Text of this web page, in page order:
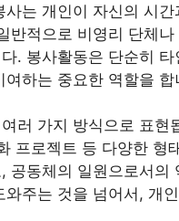
사는 개인이 자신의 시
반적으로 비영리 단체
. 봉사활동은 단순히
하는 중요한 역할을 합
러 가지 방식으로 표
프로젝트 등 다양한 형
공동체의 일원으로서
와주는 것을 넘어서, 개